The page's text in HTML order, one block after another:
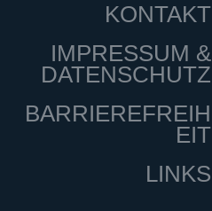
KONTAKT
IMPRESSUM &
DATENSCHUTZ
BARRIEREFREIH
EIT
LINKS